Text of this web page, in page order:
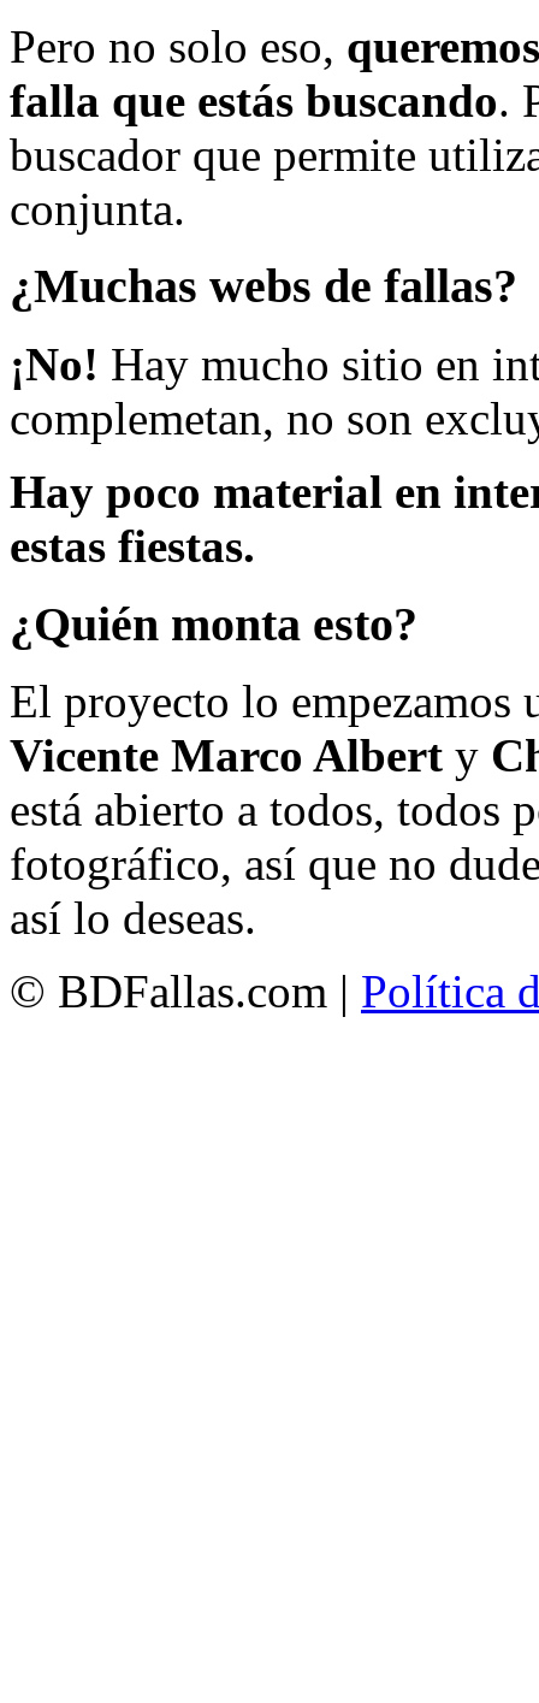
Pero no solo eso,
falla que estás buscando.
buscador que permite
conjunta.
¿Muchas webs de fallas?
¡No! Hay mucho sitio en
complemetan, no son
Hay poco material en
estas fiestas.
¿Quién monta esto?
El proyecto lo empezamos
Vicente Marco Albert y
está abierto a todos, todos
fotográfico, así que no
así lo deseas.
© BDFallas.com | Política